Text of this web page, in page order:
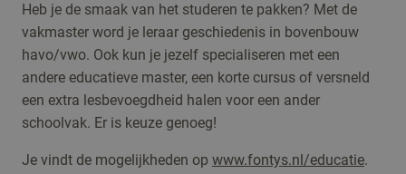
informatie in het museum op een leuke manier te
delen. Jij duikt graag met je neus de
geschiedenisboeken in om de geschiedenis
verder te onderzoeken.
kun je sterke journalistieke of educatieve artikelen
en boeken schrijven over geschiedenis.
Heb je de smaak van het studeren te pakken? Met de
vakmaster word je leraar geschiedenis in bovenbouw
havo/vwo. Ook kun je jezelf specialiseren met een
andere educatieve master, een korte cursus of versneld
een extra lesbevoegdheid halen voor een ander
schoolvak. Er is keuze genoeg!
Je vindt de mogelijkheden op www.fontys.nl/educatie.